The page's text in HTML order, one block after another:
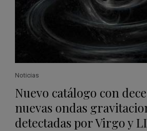
Noticias
Nuevo catálogo con
nuevas ondas
detectadas por Virgo y